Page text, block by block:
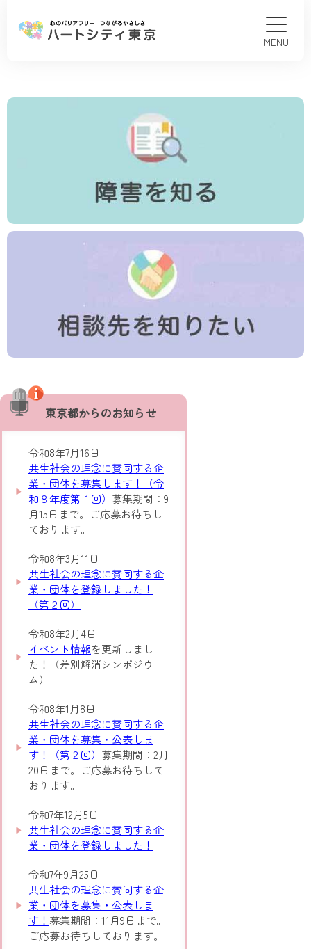
東京都からのお知らせ
令和8年7月16日
共生社会の理念に賛同する企
業・団体を募集します！（令
和８年度第１回） 募集期間：9
月15日まで。ご応募お待ちし
ております。
令和8年3月11日
共生社会の理念に賛同する企
業・団体を登録しました！
（第２回）
令和8年2月4日
イベント情報を更新しまし
た！（差別解消シンポジウ
ム）
令和8年1月8日
共生社会の理念に賛同する企
業・団体を募集・公表しま
す！（第２回） 募集期間：2月
20日まで。ご応募お待ちして
おります。
令和7年12月5日
共生社会の理念に賛同する企
業・団体を登録しました！
令和7年9月25日
共生社会の理念に賛同する企
業・団体を募集・公表しま
す！ 募集期間：11月9日まで。
ご応募お待ちしております。